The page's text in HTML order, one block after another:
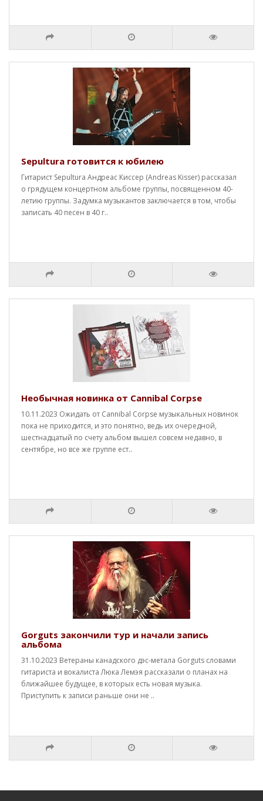
Sepultura готовится к юбилею
Гитарист Sepultura Андреас Киссер (Andreas Kisser) рассказал
о грядущем концертном альбоме группы, посвященном 40-
летию группы. Задумка музыкантов заключается в том, чтобы
записать 40 песен в 40 г..
Необычная новинка от Cannibal Corpse
10.11.2023 Ожидать от Cannibal Corpse музыкальных новинок
пока не приходится, и это понятно, ведь их очередной,
шестнадцатый по счету альбом вышел совсем недавно, в
сентябре, но все же группе ест..
Gorguts закончили тур и начали запись
альбома
31.10.2023 Ветераны канадского дэс-метала Gorguts словами
гитариста и вокалиста Люка Лемэя рассказали о планах на
ближайшее будущее, в которых есть новая музыка.
Приступить к записи раньше они не ..